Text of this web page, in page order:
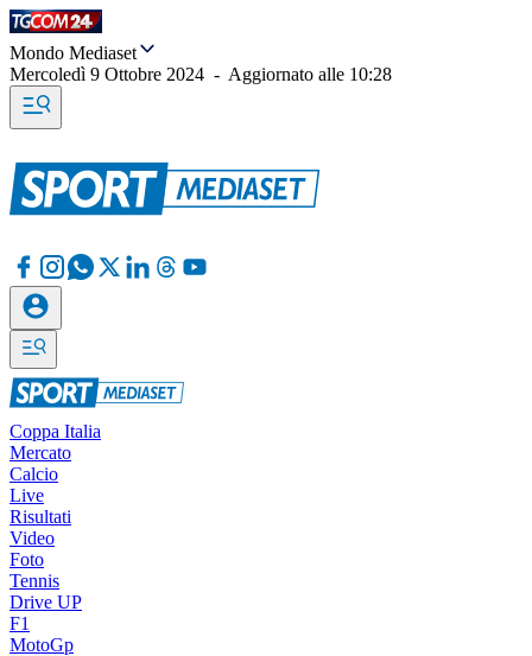
Mondo Mediaset
Mercoledì 9 Ottobre 2024 - Aggiornato alle 10:28
Coppa Italia
Mercato
Calcio
Live
Risultati
Video
Foto
Tennis
Drive UP
F1
MotoGp